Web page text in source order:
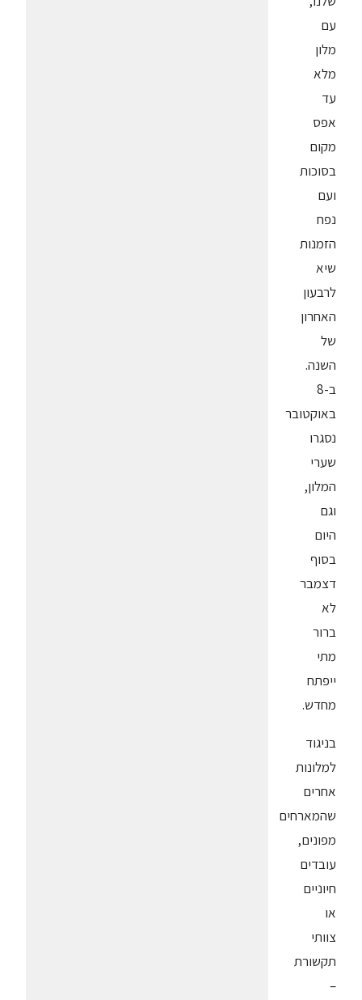
עם
מלון
מלא
עד
אפס
מקום
בסוכות
ועם
נפח
הזמנות
שיא
לרבעון
האחרון
של
השנה.
ב-8
באוקטובר
נסגרו
שערי
המלון,
וגם
היום
בסוף
דצמבר
לא
ברור
מתי
ייפתח
מחדש.
בניגוד
למלונות
אחרים
שהמארחים
מפונים,
עובדים
חיוניים
או
צוותי
תקשורת
–